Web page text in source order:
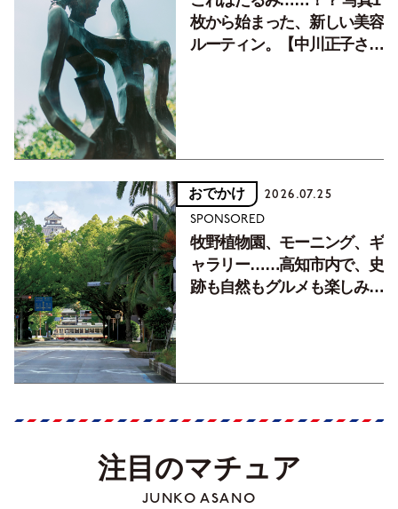
枚から始まった、新しい美容
ルーティン。【中川正子さん
おでかけ 2026.07.25
SPONSORED
牧野植物園、モーニング、ギ
ャラリー……高知市内で、史
跡も自然もグルメも楽しみ尽
注目のマチュア
JUNKO ASANO